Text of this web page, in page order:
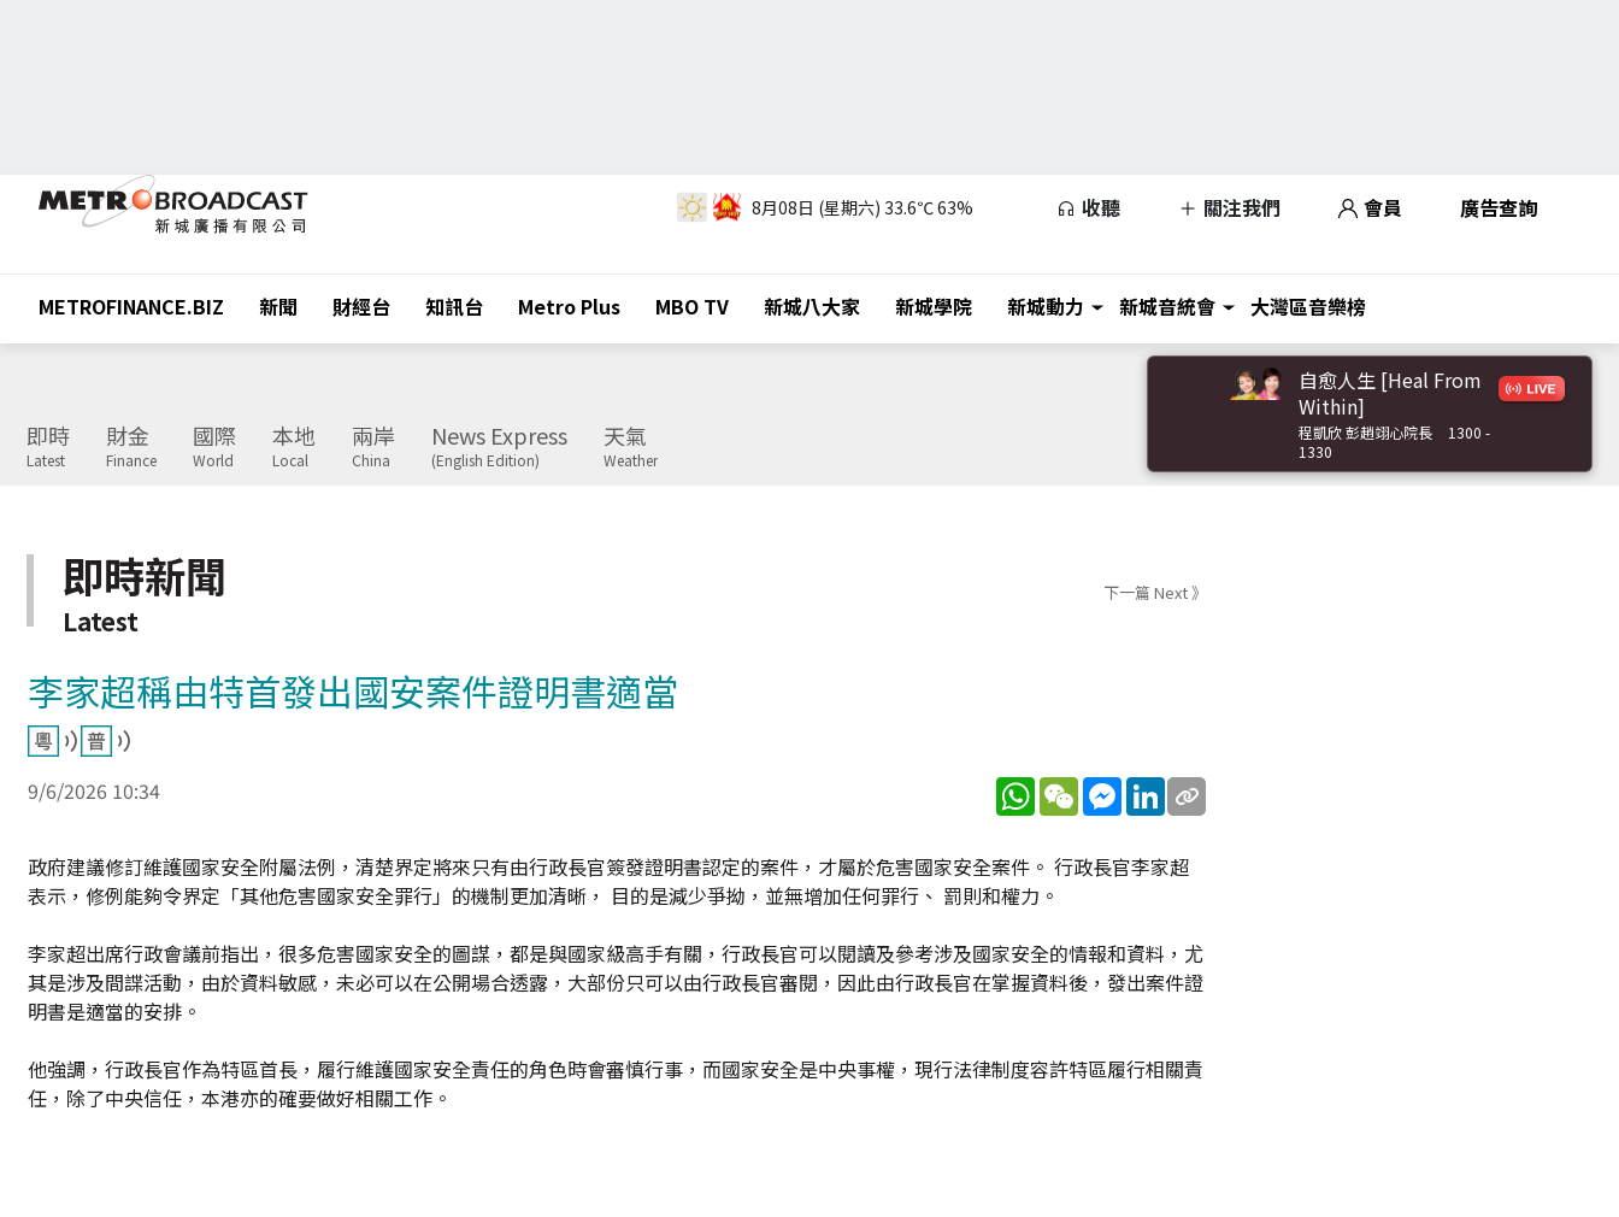
8月08日 (星期六) 33.6℃63% 收聽 關注我們 會員 廣告查詢
METROFINANCE.BIZ 新聞 財經台 知訊台 Metro Plus MBO TV 新城八大家 新城學院 新城動力 新城音統會 大灣區音樂榜
即時
Latest
財金
Finance
國際
World
本地
Local
兩岸
China
News Express
(English Edition)
天氣
Weather
自愈人生 [Heal From
Within]
程凱欣 彭趙翊心院長
1300 -
1330
即時新聞
Latest
下一篇 Next 》
李家超稱由特首發出國安案件證明書適當
9/6/2026 10:34 WhatsApp
WeChatMessenger
LinkedIn
政府建議修訂維護國家安全附屬法例，清楚界定將來只有由行政長官簽發證明書認定的案件，才屬於危害國家安全案件。 行政長官李家超
表示，修例能夠令界定「其他危害國家安全罪行」的機制更加清晰， 目的是減少爭拗，並無增加任何罪行、 罰則和權力。
李家超出席行政會議前指出，很多危害國家安全的圖謀，都是與國家級高手有關，行政長官可以閱讀及參考涉及國家安全的情報和資料，尤
其是涉及間諜活動，由於資料敏感，未必可以在公開場合透露，大部份只可以由行政長官審閱，因此由行政長官在掌握資料後，發出案件證
明書是適當的安排。
他強調，行政長官作為特區首長，履行維護國家安全責任的角色時會審慎行事，而國家安全是中央事權，現行法律制度容許特區履行相關責
任，除了中央信任，本港亦的確要做好相關工作。